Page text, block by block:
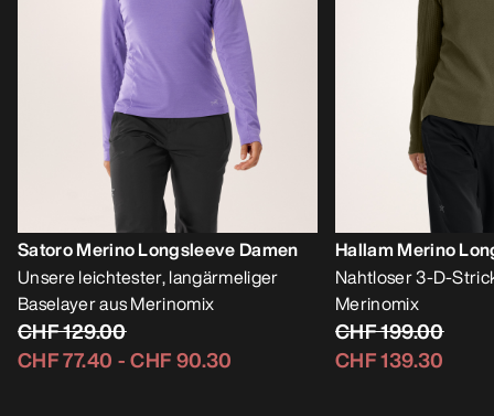
Satoro Merino Longsleeve Damen
Unsere leichtester, langärmeliger
Baselayer aus Merinomix
CHF 129.00
CHF 77.40 -CHF 90.30
Hallam Merino
Nahtloser 3-D-
Merinomix
CHF 199.00
CHF 139.30